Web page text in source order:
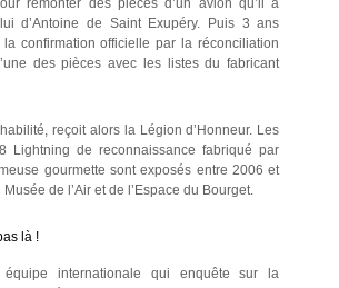
d’Antoine de Saint Exupéry. Puis 3 ans
confirmation officielle par la réconciliation
des pièces avec les listes du fabricant
reçoit alors la Légion d’Honneur. Les
Lightning de reconnaissance fabriqué par
gourmette sont exposés entre 2006 et
de l’Air et de l’Espace du Bourget.
là !
internationale qui enquête sur la